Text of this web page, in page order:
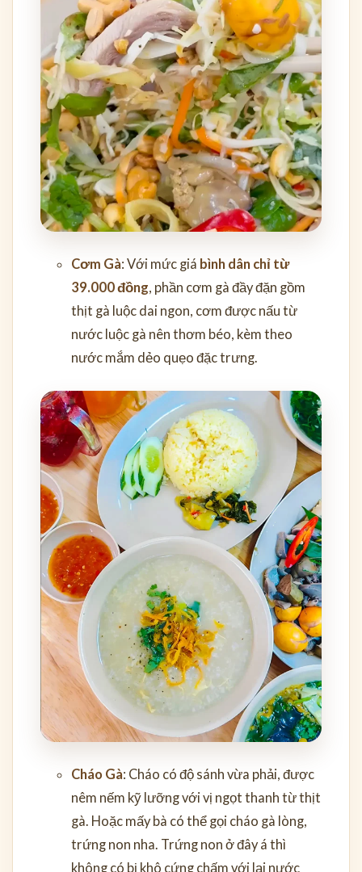
Cơm Gà: Với mức giá bình dân chỉ từ
39.000 đồng, phần cơm gà đầy đặn gồm
thịt gà luộc dai ngon, cơm được nấu từ
nước luộc gà nên thơm béo, kèm theo
nước mắm dẻo quẹo đặc trưng.
Cháo Gà: Cháo có độ sánh vừa phải, được
nêm nếm kỹ lưỡng với vị ngọt thanh từ thịt
gà. Hoặc mấy bà có thể gọi cháo gà lòng,
trứng non nha. Trứng non ở đây á thì
không có bị khô cứng chấm với lại nước